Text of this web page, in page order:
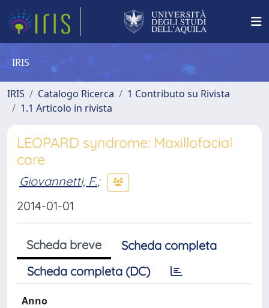
IRIS
IRIS Catalogo Ricerca
1 Contributo su Rivista
1.1 Articolo in rivista
LEOPARD syndrome: Maxillofacial
care
Giovannetti, F.;
2014-01-01
Scheda breve
Scheda completa
Scheda completa (DC)
Anno